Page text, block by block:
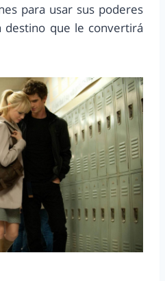
para usar sus poderes
que le convertirá